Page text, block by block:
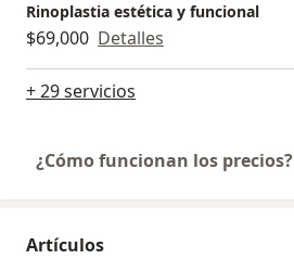
Rinoplastia estética y funcional
$69,000 Detalles
+ 29 servicios
¿Cómo funcionan los precios?
Artículos